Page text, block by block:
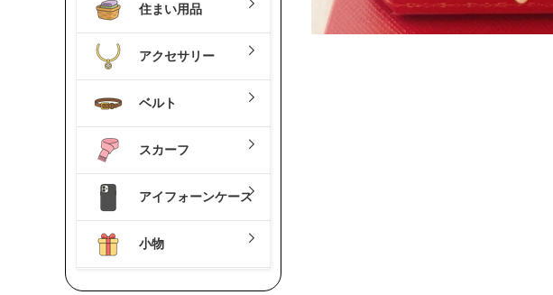
住まい用品
アクセサリー
ベルト
スカーフ
アイフォーンケース
小物